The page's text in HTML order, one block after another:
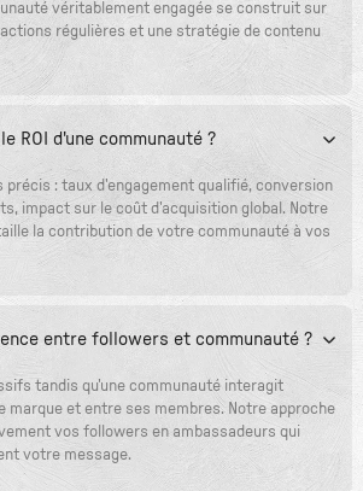
véritablement engagée se construit sur
régulières et une stratégie de contenu
ROI d'une communauté ?
précis : taux d'engagement qualifié, conversion
impact sur le coût d'acquisition global. Notre
la contribution de votre communauté à vos
entre followers et communauté ?
tandis qu'une communauté interagit
marque et entre ses membres. Notre approche
vos followers en ambassadeurs qui
votre message.